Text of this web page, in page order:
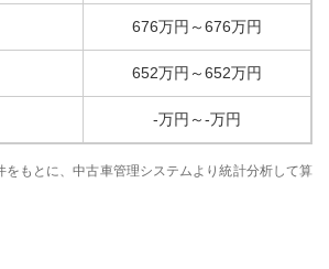
676万円 ～676万円
652万円 ～652万円
-万円 ～-万円
をもとに、中古車管理システムより統計分析して算